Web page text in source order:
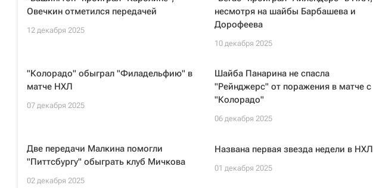
Овечкин отметился передачей
12 декабря 2025
несмотря на шайбы Барбашева и
Дорофеева
10 декабря 2025
"Колорадо" обыграл "Филадельфию" в
матче НХЛ
07 декабря 2025
Шайба Панарина не спасла
"Рейнджерс" от поражения в матче с
"Колорадо"
06 декабря 2025
Две передачи Малкина помогли
"Питтсбургу" обыграть клуб Мичкова
02 декабря 2025
Названа первая звезда недели в НХЛ
01 декабря 2025